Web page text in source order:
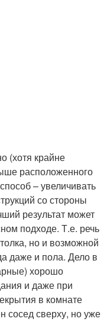
(хотя крайне
расположенного
– увеличивать
со стороны
результат может
подходе. Т.е. речь
но и возможной
даже и пола. Дело в
хорошо
и даже при
в комнате
сосед сверху, но уже